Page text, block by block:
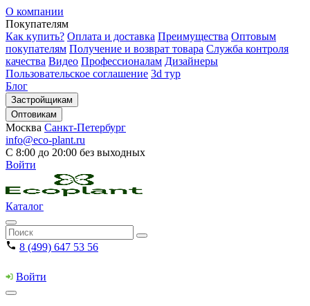
О компании
Покупателям
Как купить? Оплата и доставка Преимущества Оптовым
покупателям Получение и возврат товара Служба контроля
качества Видео Профессионалам Дизайнеры
Пользовательское соглашение 3d тур
Блог
Застройщикам
Оптовикам
Москва Санкт-Петербург
info@eco-plant.ru
С 8:00 до 20:00 без выходных
Войти
Каталог
8 (499) 647 53 56
Войти